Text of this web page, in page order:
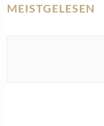
MEISTGELESEN